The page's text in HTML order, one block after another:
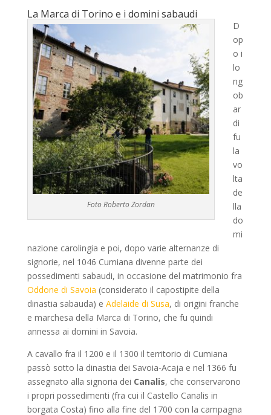
La Marca di Torino e i domini sabaudi
Foto Roberto Zordan
D
op
o i
lo
ng
ob
ar
di
fu
la
vo
lta
de
lla
do
mi
nazione carolingia e poi, dopo varie alternanze di
signorie, nel 1046 Cumiana divenne parte dei
possedimenti sabaudi, in occasione del matrimonio fra
Oddone di Savoia (considerato il capostipite della
dinastia sabauda) e Adelaide di Susa, di origini franche
e marchesa della Marca di Torino, che fu quindi
annessa ai domini in Savoia.
A cavallo fra il 1200 e il 1300 il territorio di Cumiana
passò sotto la dinastia dei Savoia-Acaja e nel 1366 fu
assegnato alla signoria dei Canalis, che conservarono
i propri possedimenti (fra cui il Castello Canalis in
borgata Costa) fino alla fine del 1700 con la campagna